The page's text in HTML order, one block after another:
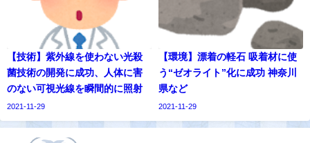
【技術】紫外線を使わない光殺
菌技術の開発に成功、人体に害
のない可視光線を瞬間的に照射
2021-11-29
【環境】漂着の軽石 吸着材に使
う“ゼオライト”化に成功 神奈川
県など
2021-11-29